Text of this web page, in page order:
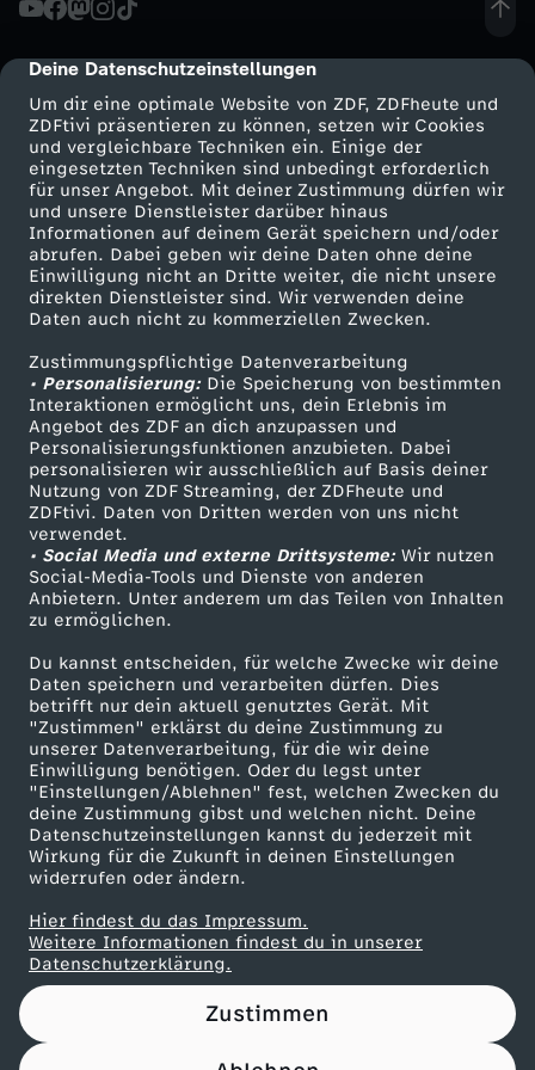
cmp-dialog-description
Deine Datenschutzeinstellungen
Um dir eine optimale Website von ZDF, ZDFheute und
ZDFtivi präsentieren zu können, setzen wir Cookies
und vergleichbare Techniken ein. Einige der
eingesetzten Techniken sind unbedingt erforderlich
für unser Angebot. Mit deiner Zustimmung dürfen wir
und unsere Dienstleister darüber hinaus
Informationen auf deinem Gerät speichern und/oder
abrufen. Dabei geben wir deine Daten ohne deine
Einwilligung nicht an Dritte weiter, die nicht unsere
direkten Dienstleister sind. Wir verwenden deine
Daten auch nicht zu kommerziellen Zwecken.
Zustimmungspflichtige Datenverarbeitung
• Personalisierung:Die Speicherung von bestimmten
Interaktionen ermöglicht uns, dein Erlebnis im
Angebot des ZDF an dich anzupassen und
Personalisierungsfunktionen anzubieten. Dabei
personalisieren wir ausschließlich auf Basis deiner
Nutzung von ZDF Streaming, der ZDFheute und
ZDFtivi. Daten von Dritten werden von uns nicht
verwendet.
• Social Media und externe Drittsysteme:Wir nutzen
Social-Media-Tools und Dienste von anderen
Anbietern. Unter anderem um das Teilen von Inhalten
zu ermöglichen.
Du kannst entscheiden, für welche Zwecke wir deine
Daten speichern und verarbeiten dürfen. Dies
betrifft nur dein aktuell genutztes Gerät. Mit
"Zustimmen" erklärst du deine Zustimmung zu
unserer Datenverarbeitung, für die wir deine
Einwilligung benötigen. Oder du legst unter
"Einstellungen/Ablehnen" fest, welchen Zwecken du
deine Zustimmung gibst und welchen nicht. Deine
Datenschutzeinstellungen kannst du jederzeit mit
Wirkung für die Zukunft in deinen Einstellungen
widerrufen oder ändern.
Hier findest du das Impressum.
Weitere Informationen findest du in unserer
Datenschutzerklärung.
Zustimmen
K
a
d
e
r
:
G
u
t
g
e
n
u
g
f
ü
r
Mehr ZDF
ZDF-Apps
Smart TV
ZDFtext
Livestreams
Sendungen A-Z
TV-Programm
Service
ZDFmitreden
Kontakt zum ZDF
Tickets
Zuschauerservice
Hilfe
ZDF Unternehmen
Karriere
ZDF goes Schule
Werbefernsehen
Mainzelmännchen
Partner